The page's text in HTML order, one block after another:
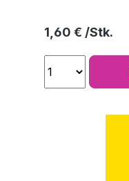
Regulärer Preis:
1,60 €